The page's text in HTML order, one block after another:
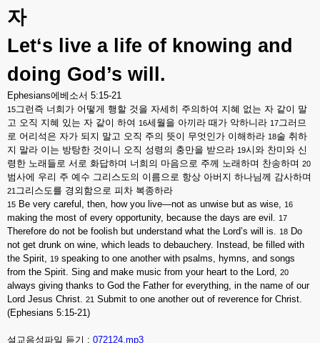
자
Let‘s live a life of knowing and
doing God’s will.
Ephesians에베소서 5:15-21
15그런즉 너희가 어떻게 행할 것을 자세히 주의하여 지혜 없는 자 같이 말
고 오직 지혜 있는 자 같이 하여 16세월을 아끼라 때가 악하니라 17그러므
로 어리석은 자가 되지 말고 오직 주의 뜻이 무엇인가 이해하라 18술 취하
지 말라 이는 방탕한 것이니 오직 성령의 충만을 받으라 19시와 찬미와 신
령한 노래들로 서로 화답하며 너희의 마음으로 주께 노래하며 찬송하며 20
범사에 우리 주 예수 그리스도의 이름으로 항상 아버지 하나님께 감사하며
21 그리스도를 경외함으로 피차 복종하라
15 Be very careful, then, how you live—not as unwise but as wise, 16
making the most of every opportunity, because the days are evil. 17
Therefore do not be foolish but understand what the Lord’s will is. 18 Do
not get drunk on wine, which leads to debauchery. Instead, be filled with
the Spirit, 19 speaking to one another with psalms, hymns, and songs
from the Spirit. Sing and make music from your heart to the Lord, 20
always giving thanks to God the Father for everything, in the name of our
Lord Jesus Christ. 21 Submit to one another out of reverence for Christ.
(Ephesians 5:15-21)
설교음성파일 듣기 : 072124.mp3